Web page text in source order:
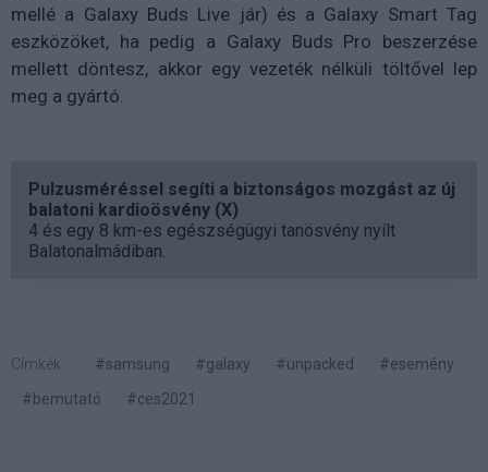
mellé a Galaxy Buds Live jár) és a Galaxy Smart Tag
eszközöket, ha pedig a Galaxy Buds Pro beszerzése
mellett döntesz, akkor egy vezeték nélküli töltővel lep
meg a gyártó.
Pulzusméréssel segíti a biztonságos mozgást az új
balatoni kardioösvény (X)
4 és egy 8 km-es egészségügyi tanösvény nyílt
Balatonalmádiban.
Címkék: #samsung #galaxy #unpacked
#esemény
#bemutató
#ces2021